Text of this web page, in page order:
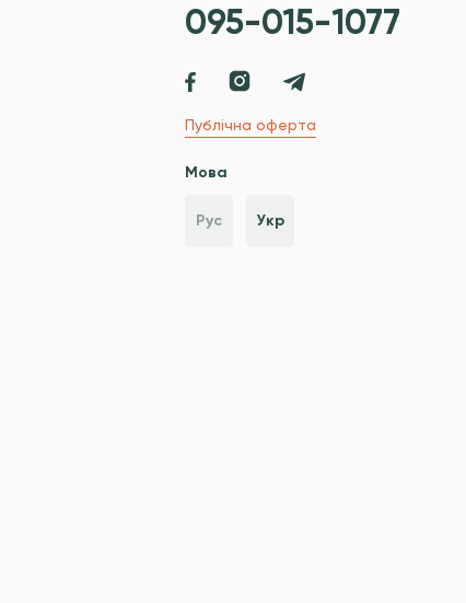
095-015-1077
Публічна оферта
Мова
Рус Укр